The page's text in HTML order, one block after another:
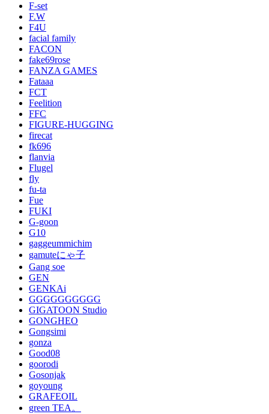
F-set
F.W
F4U
facial family
FACON
fake69rose
FANZA GAMES
Fataaa
FCT
Feelition
FFC
FIGURE-HUGGING
firecat
fk696
flanvia
Flugel
fly
fu-ta
Fue
FUKI
G-goon
G10
gaggeummichim
gamuteにゃ子
Gang soe
GEN
GENKAi
GGGGGGGGGG
GIGATOON Studio
GONGHEO
Gongsimi
gonza
Good08
goorodi
Gosonjak
goyoung
GRAFEOIL
green TEA。